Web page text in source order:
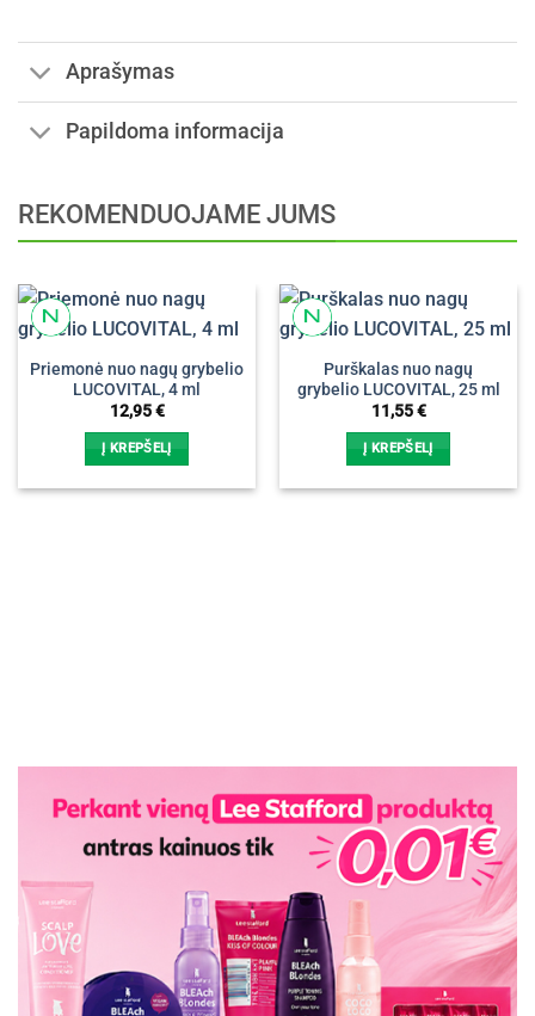
Aprašymas
Papildoma informacija
REKOMENDUOJAME JUMS
Priemonė nuo nagų grybelio
LUCOVITAL, 4 ml
12,95€
Į KREPŠELĮ
Purškalas nuo nagų
grybelio LUCOVITAL, 25 ml
11,55€
Į KREPŠELĮ